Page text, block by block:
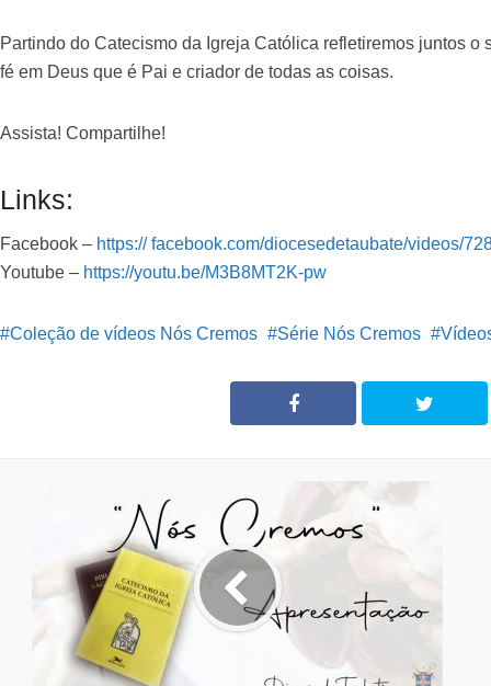
Partindo do Catecismo da Igreja Católica refletiremos juntos o
fé em Deus que é Pai e criador de todas as coisas.
Assista! Compartilhe!
Links:
Facebook – https:// facebook.com/diocesedetaubate/videos/
Youtube – https://youtu.be/M3B8MT2K-pw
Coleção de vídeos Nós Cremos Série Nós Cremos